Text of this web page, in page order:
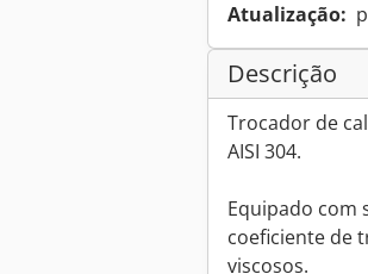
Atualização:
Descrição
Trocador de
AISI 304.
Equipado com
coeficiente de
viscosos.